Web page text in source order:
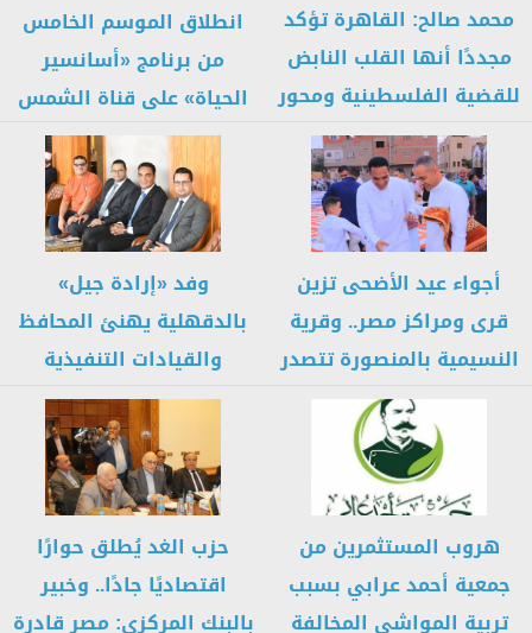
محمد صالح: القاهرة تؤكد
مجددًا أنها القلب النابض
للقضية الفلسطينية ومحور
جهود...
انطلاق الموسم الخامس
من برنامج «أسانسير
الحياة» على قناة الشمس
أجواء عيد الأضحى تزين
قرى ومراكز مصر.. وقرية
النسيمية بالمنصورة تتصدر
مشاهد...
وفد «إرادة جيل»
بالدقهلية يهنئ المحافظ
والقيادات التنفيذية
والشعبية بعيد الأضحى/
صور
هروب المستثمرين من
جمعية أحمد عرابي بسبب
تربية المواشي المخالفة
حزب الغد يُطلق حوارًا
اقتصاديًا جادًا.. وخبير
بالبنك المركزي: مصر قادرة